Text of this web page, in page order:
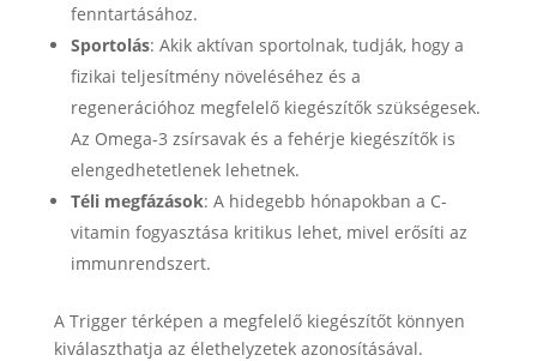
fenntartásához.
Sportolás: Akik aktívan sportolnak, tudják, hogy a
fizikai teljesítmény növeléséhez és a
regenerációhoz megfelelő kiegészítők szükségesek.
Az Omega-3 zsírsavak és a fehérje kiegészítők is
elengedhetetlenek lehetnek.
Téli megfázások: A hidegebb hónapokban a C-
vitamin fogyasztása kritikus lehet, mivel erősíti az
immunrendszert.
A Trigger térképen a megfelelő kiegészítőt könnyen
kiválaszthatja az élethelyzetek azonosításával.